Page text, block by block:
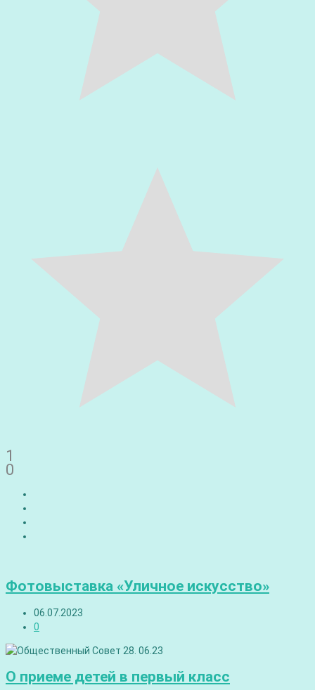
1
0
Фотовыставка «Уличное искусство»
06.07.2023
0
О приеме детей в первый класс